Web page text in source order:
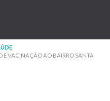
E VACINAÇÃO AO BAIRRO SANTA